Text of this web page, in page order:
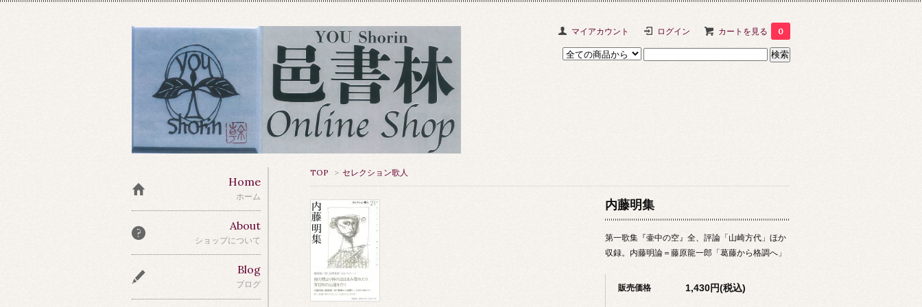
マイアカウント ログイン カートを見る 0
TOP > セレクション歌人
内藤明集
第一歌集『壷中の空』全、評論「山崎方代」ほか
収録。内藤明論＝藤原龍一郎「葛藤から格調へ」
販売価格 1,430円(税込)
Home
ホーム
About
ショップについて
Blog
ブログ